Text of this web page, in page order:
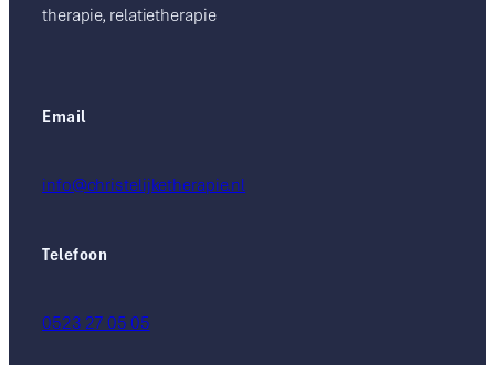
therapie, relatietherapie
Email
info@christelijketherapie.nl
Telefoon
0523 27 05 05